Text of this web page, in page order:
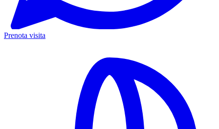
Prenota visita